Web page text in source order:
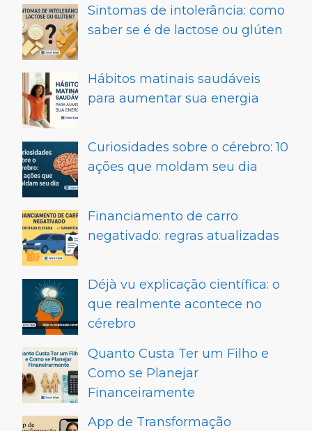
Sintomas de intolerância: como
saber se é de lactose ou glúten
Hábitos matinais saudáveis
para aumentar sua energia
Curiosidades sobre o cérebro: 10
ações que moldam seu dia
Financiamento de carro
negativado: regras atualizadas
Déjà vu explicação científica: o
que realmente acontece no
cérebro
Quanto Custa Ter um Filho e
Como se Planejar
Financeiramente
App de Transformação